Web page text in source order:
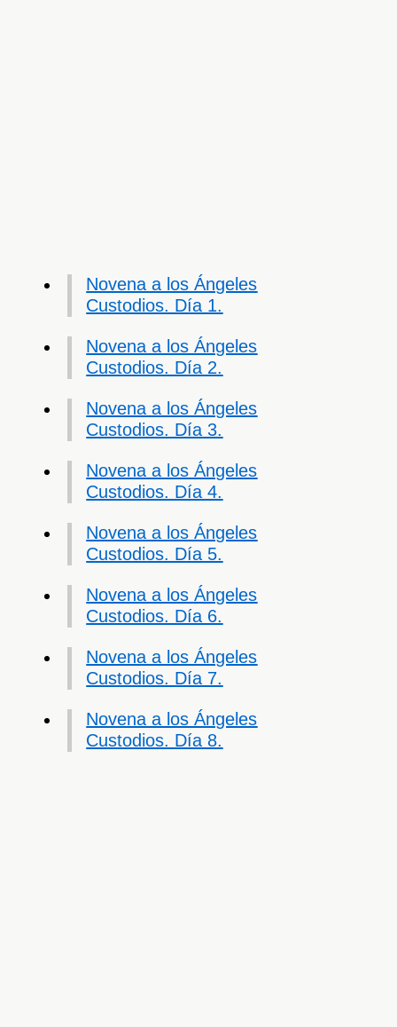
Novena a los Ángeles
Custodios. Día 1.
Novena a los Ángeles
Custodios. Día 2.
Novena a los Ángeles
Custodios. Día 3.
Novena a los Ángeles
Custodios. Día 4.
Novena a los Ángeles
Custodios. Día 5.
Novena a los Ángeles
Custodios. Día 6.
Novena a los Ángeles
Custodios. Día 7.
Novena a los Ángeles
Custodios. Día 8.